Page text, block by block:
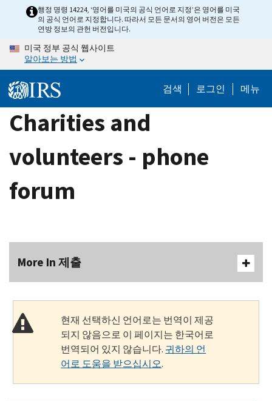
content
행정 명령 14224, ‘영어를 미국의 공식 언어로 지정’은 영어를 미국
의 공식 언어로 지정합니다. 따라서 모든 문서의 영어 버전은 모든
연방 정보의 관헌 버전입니다.
미국 정부 공식 웹사이트
알아보는 방법
검색 로그인 메뉴
Charities and
volunteers - phone
forum
More In 제출
현재 선택하신 언어로는 번역이 제공
되지 않음으로 이 페이지는 한국어로
번역되어 있지 않습니다. 귀하의 언
어로 도움을 받으십시오.